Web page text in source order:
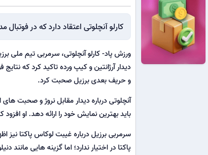
کارلو آنچلوتی اعتقاد دارد که در
دیدار آرژانتین و کیپ ورده تاکید کرد که
و حریف بعدی برزیل صحبت کرد.
آنچلوتی درباره دیدار مقابل نروژ و صحبت
باید بهترین نمایش خود را ارائه دهد. او
سرمربی برزیل درباره غیبت لوکاس پاکتا
پاکتا در اختیار ندارد؛ اما گزینه هایی